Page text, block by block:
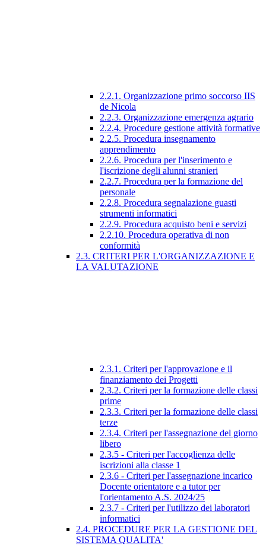
2.2.1. Organizzazione primo soccorso IIS
de Nicola
2.2.3. Organizzazione emergenza agrario
2.2.4. Procedure gestione attività formative
2.2.5. Procedura insegnamento
apprendimento
2.2.6. Procedura per l'inserimento e
l'iscrizione degli alunni stranieri
2.2.7. Procedura per la formazione del
personale
2.2.8. Procedura segnalazione guasti
strumenti informatici
2.2.9. Procedura acquisto beni e servizi
2.2.10. Procedura operativa di non
conformità
2.3. CRITERI PER L'ORGANIZZAZIONE E
LA VALUTAZIONE
2.3.1. Criteri per l'approvazione e il
finanziamento dei Progetti
2.3.2. Criteri per la formazione delle classi
prime
2.3.3. Criteri per la formazione delle classi
terze
2.3.4. Criteri per l'assegnazione del giorno
libero
2.3.5 - Criteri per l'accoglienza delle
iscrizioni alla classe 1
2.3.6 - Criteri per l'assegnazione incarico
Docente orientatore e a tutor per
l'orientamento A.S. 2024/25
2.3.7 - Criteri per l'utilizzo dei laboratori
informatici
2.4. PROCEDURE PER LA GESTIONE DEL
SISTEMA QUALITA'